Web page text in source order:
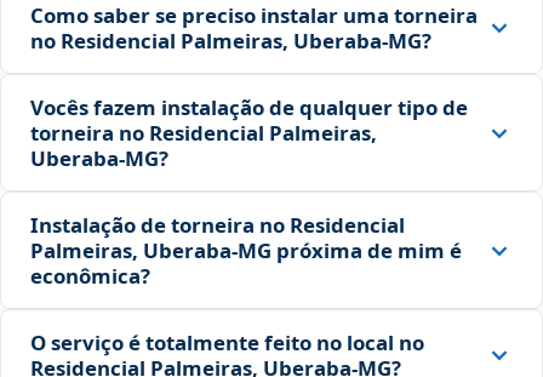
Como saber se preciso instalar uma torneira
no Residencial Palmeiras, Uberaba‑MG?
Vocês fazem instalação de qualquer tipo de
torneira no Residencial Palmeiras,
Uberaba‑MG?
Instalação de torneira no Residencial
Palmeiras, Uberaba‑MG próxima de mim é
econômica?
O serviço é totalmente feito no local no
Residencial Palmeiras, Uberaba‑MG?